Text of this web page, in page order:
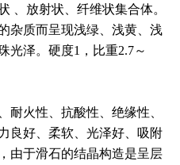
、放射状、纤维状集合体。
杂质而呈现浅绿、浅黄、浅
光泽。硬度1，比重2.7～
耐火性、抗酸性、绝缘性、
良好、柔软、光泽好、吸附
由于滑石的结晶构造是呈层